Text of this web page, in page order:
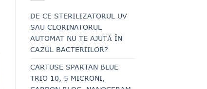
DE CE STERILIZATORUL UV
SAU CLORINATORUL
AUTOMAT NU TE AJUTĂ ÎN
CAZUL BACTERIILOR?
CARTUSE SPARTAN BLUE
TRIO 10, 5 MICRONI,